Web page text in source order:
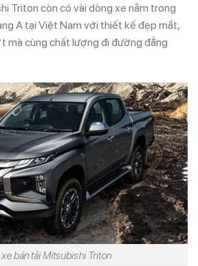
Triton còn có vài dòng xe nằm trong
A tại Việt Nam với thiết kế đẹp mắt,
mà cùng chất lượng đi đường đẳng
bán tải Mitsubishi Triton